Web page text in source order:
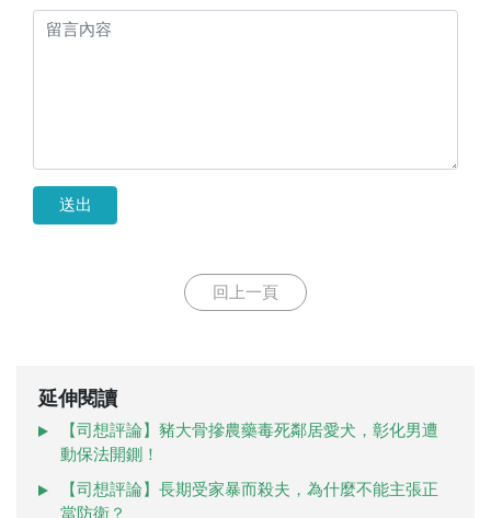
送出
回上一頁
延伸閱讀
【司想評論】豬大骨摻農藥毒死鄰居愛犬，彰化男遭
動保法開鍘！
【司想評論】長期受家暴而殺夫，為什麼不能主張正
當防衛？